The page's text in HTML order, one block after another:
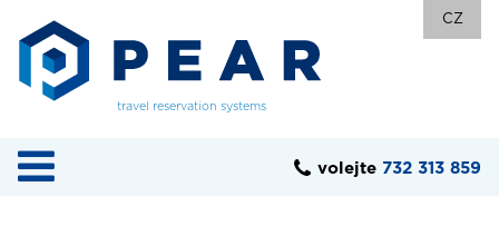
travel reservation systems
CZ
volejte 732 313 859